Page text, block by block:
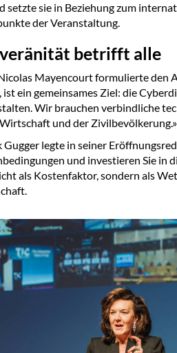
setzte sie in Beziehung zum
der Veranstaltung.
betrifft alle
Mayencourt formulierte den
ist ein gemeinsames Ziel: die
Wir brauchen verbindliche
und der Zivilbevölkerung.»
legte in seiner
und investieren Sie in
als Kostenfaktor, sondern als